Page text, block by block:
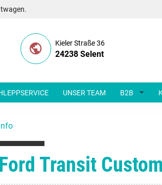
Kieler Straße 36
24238 Selent
UNSER TEAM B2B
Ford Transit Custom